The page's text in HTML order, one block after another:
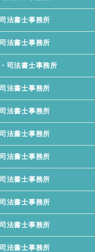
法書士事務所
法書士事務所
司法書士事務所
法書士事務所
法書士事務所
法書士事務所
法書士事務所
法書士事務所
法書士事務所
法書士事務所
法書士事務所